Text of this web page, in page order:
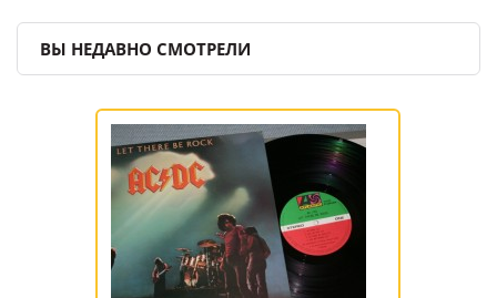
ВЫ НЕДАВНО СМОТРЕЛИ